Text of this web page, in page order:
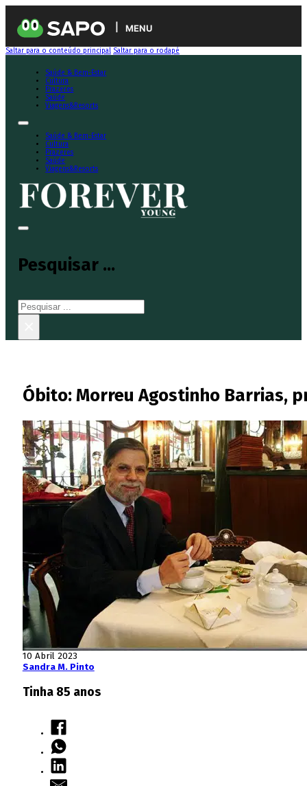
MENU
Saltar para o conteúdo principal Saltar para o rodapé
Saúde & Bem-Estar
Cultura
Prazeres
Saúde
Viagens&Resorts
Saúde & Bem-Estar
Cultura
Prazeres
Saúde
Viagens&Resorts
Pesquisar ...
Pesquisar
Óbito: Morreu Agostinho Barrias,
10 Abril 2023
Sandra M. Pinto
Tinha 85 anos